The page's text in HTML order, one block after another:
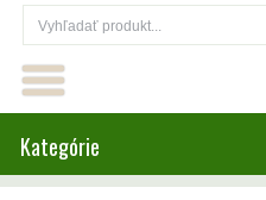
Kategórie